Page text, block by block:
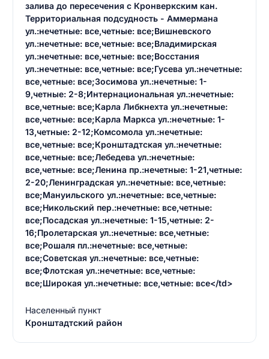
залива до пересечения с Кронверкским кан.
Территориальная подсудность - Аммермана
ул.:нечетные: все,четные: все;Вишневского
ул.:нечетные: все,четные: все;Владимирская
ул.:нечетные: все,четные: все;Восстания
ул.:нечетные: все,четные: все;Гусева ул.:нечетные:
все,четные: все;Зосимова ул.:нечетные: 1-
9,четные: 2-8;Интернациональная ул.:нечетные:
все,четные: все;Карла Либкнехта ул.:нечетные:
все,четные: все;Карла Маркса ул.:нечетные: 1-
13,четные: 2-12;Комсомола ул.:нечетные:
все,четные: все;Кронштадтская ул.:нечетные:
все,четные: все;Лебедева ул.:нечетные:
все,четные: все;Ленина пр.:нечетные: 1-21,четные:
2-20;Ленинградская ул.:нечетные: все,четные:
все;Мануильского ул.:нечетные: все,четные:
все;Никольский пер.:нечетные: все,четные:
все;Посадская ул.:нечетные: 1-15,четные: 2-
16;Пролетарская ул.:нечетные: все,четные:
все;Рошаля пл.:нечетные: все,четные:
все;Советская ул.:нечетные: все,четные:
все;Флотская ул.:нечетные: все,четные:
все;Широкая ул.:нечетные: все,четные: все</td>
Населенный пункт
Кронштадтский район